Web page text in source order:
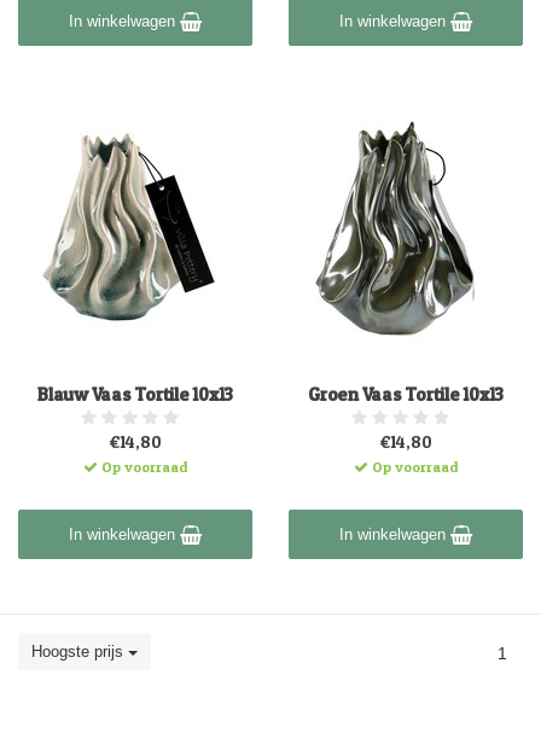
In winkelwagen In winkelwagen
Blauw Vaas Tortile 10x13
€14,80
Op voorraad
In winkelwagen
Groen Vaas Tortile 10x13
€14,80
Op voorraad
In winkelwagen
Hoogste prijs 1